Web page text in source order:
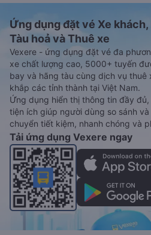
Ứng dụng đặt vé Xe khách,
Tàu hoả và Thuê xe
Vexere - ứng dụng đặt vé đa
xe chất lượng cao, 5000+ tuyến
bay và hãng tàu cùng dịch vụ thuê
khắp các tỉnh thành tại Việt Nam.
Ứng dụng hiển thị thông tin đầy
tiện ích giúp người dùng so sánh
chuyển tiết kiệm, nhanh chóng và
Tải ứng dụng Vexere ngay